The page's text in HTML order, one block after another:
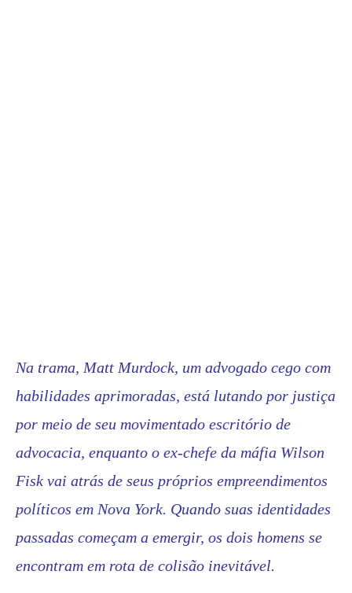
Na trama, Matt Murdock, um advogado cego com
habilidades aprimoradas, está lutando por justiça
por meio de seu movimentado escritório de
advocacia, enquanto o ex-chefe da máfia Wilson
Fisk vai atrás de seus próprios empreendimentos
políticos em Nova York. Quando suas identidades
passadas começam a emergir, os dois homens se
encontram em rota de colisão inevitável.